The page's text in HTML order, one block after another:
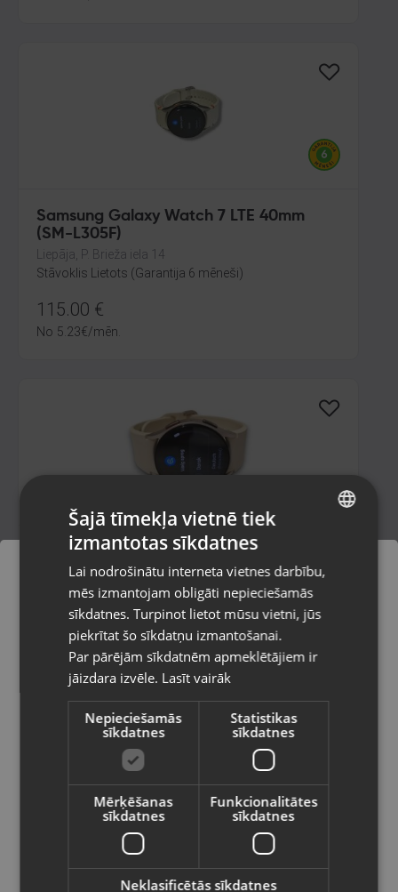
Samsung Galaxy Watch 7 LTE 40mm
(SM-L305F)
Liepāja, P. Brieža iela 14
Stāvoklis Lietots (Garantija 6 mēneši)
115.00 €
No 5.23€/mēn.
Samsung Galaxy Watch 6 LTE 40mm
SM-R935F
Rēzekne, Atbrīvošanas aleja 119
Stāvoklis Lietots (Garantija 6 mēneši)
95.00€
/mēn.
Samsung Galaxy Watch 5 44mm LTE
Pasūtījumi tiks piegādāti uz
izvēlēto valsti
Vietnes saturs būs attēlots izvēlētajā
valodā
Valsts
Latviešu / Latvian
RUSSIAN
Šajā tīmekļa vietnē tiek
izmantotas sīkdatnes
Lai nodrošinātu interneta vietnes darbību,
mēs izmantojam obligāti nepieciešamās
sīkdatnes. Turpinot lietot mūsu vietni, jūs
piekrītat šo sīkdatņu izmantošanai.
Par pārējām sīkdatnēm apmeklētājiem ir
jāizdara izvēle. Lasīt vairāk
Nepieciešamās
sīkdatnes
Statistikas
sīkdatnes
Mērķēšanas
sīkdatnes
Funkcionalitātes
sīkdatnes
Neklasificētās sīkdatnes